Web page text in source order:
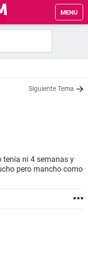
MENU
Siguiente Tema
tenia ni 4 semanas y
pero mancho como